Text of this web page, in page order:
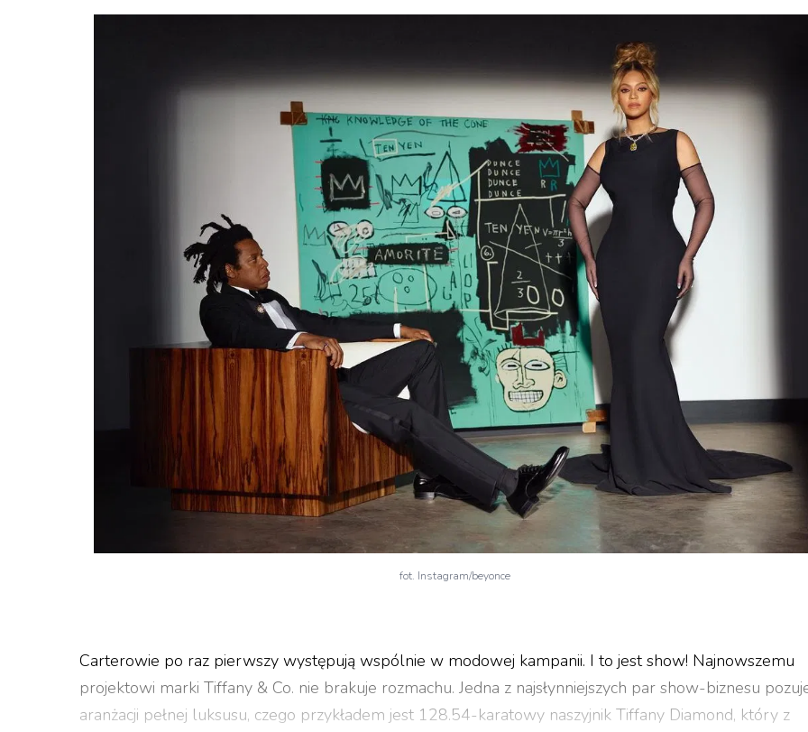
fot. Instagram/beyonce
Carterowie po raz pierwszy występują wspólnie w modowej kampanii. I to jest show! Najnowszemu
projektowi marki Tiffany & Co. nie brakuje rozmachu. Jedna z najsłynniejszych par show-biznesu
aranżacji pełnej luksusu, czego przykładem jest 128.54-karatowy naszyjnik Tiffany Diamond, który z